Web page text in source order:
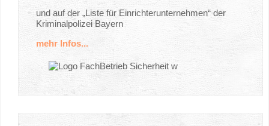
und auf der „Liste für Einrichterunternehmen“ der
Kriminalpolizei Bayern
mehr Infos...